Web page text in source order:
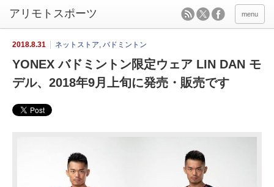
menu
2018.8.31 ネットストア, バドミントン
YONEX バドミントン限定ウェア LIN DAN モ
デル、2018年9月上旬に発売・販売です